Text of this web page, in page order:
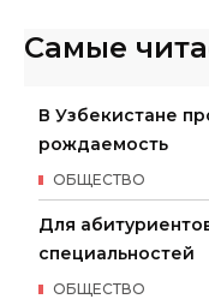
Самые
В Узбекистане
рождаемость
ОБЩЕСТВО
Для
специальностей
ОБЩЕСТВО